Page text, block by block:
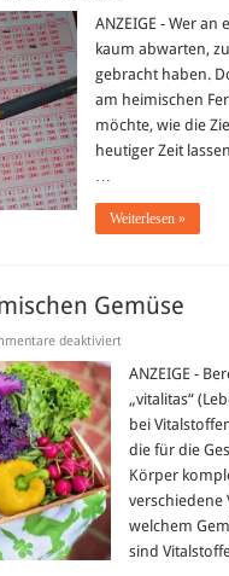
online
ANZEIGE - Wer
kaum abwarten,
gebracht haben.
am heimischen
möchte, wie die
heutiger Zeit
…
Weiterlesen »
Gemüse
deaktiviertfür
im
Gemüse
ANZEIGE -
„vitalitas“
bei
die für die
Körper
verschiedene
welchem
sind